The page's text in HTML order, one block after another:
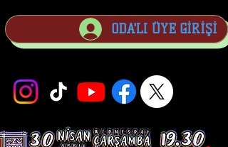
ODA'LI ÜYE GİRİŞİ